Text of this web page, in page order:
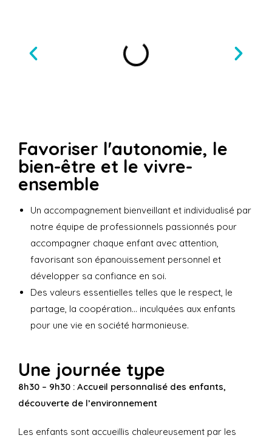
Favoriser l'autonomie, le
bien-être et le vivre-
ensemble
Un accompagnement bienveillant et individualisé par
notre équipe de professionnels passionnés pour
accompagner chaque enfant avec attention,
favorisant son épanouissement personnel et
développer sa confiance en soi.
Des valeurs essentielles telles que le respect, le
partage, la coopération… inculquées aux enfants
pour une vie en société harmonieuse.
Une journée type
8h30 – 9h30 : Accueil personnalisé des enfants,
découverte de l’environnement
Les enfants sont accueillis chaleureusement par les